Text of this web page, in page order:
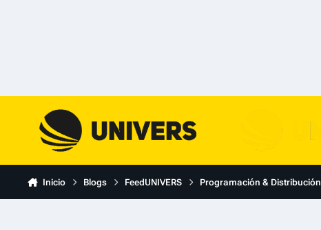
Inicio Blogs FeedUNIVERS Programación & Distribución